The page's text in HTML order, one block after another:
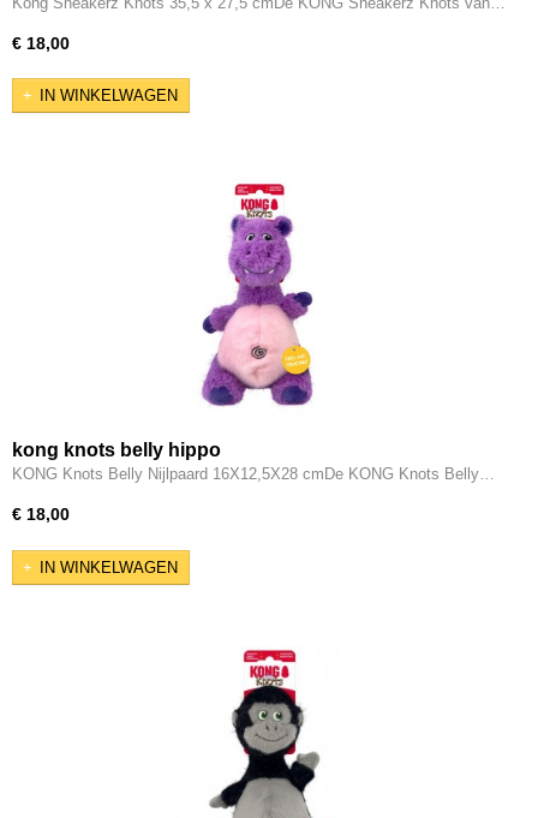
€ 18,00
IN WINKELWAGEN
kong knots belly hippo
KONG Knots Belly Nijlpaard 16X12,5X28 cmDe KONG Knots Belly…
€ 18,00
IN WINKELWAGEN